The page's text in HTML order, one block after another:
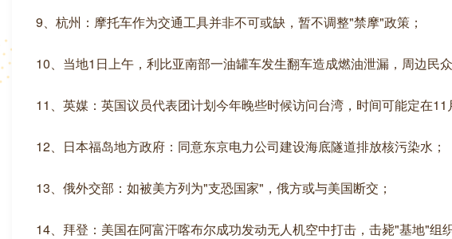
9、杭州：摩托车作为交通工具并非不可或缺，暂不调整"禁摩"政策；
10、当地1日上午，利比亚南部一油罐车发生翻车造成燃油泄漏，周边民
11、英媒：英国议员代表团计划今年晚些时候访问台湾，时间可能定在11
12、日本福岛地方政府：同意东京电力公司建设海底隧道排放核污染水；
13、俄外交部：如被美方列为"支恐国家"，俄方或与美国断交；
14、拜登：美国在阿富汗喀布尔成功发动无人机空中打击，击毙"基地"组